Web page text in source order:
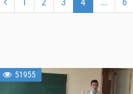
51955